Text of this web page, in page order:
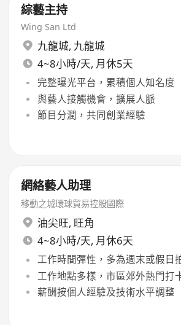
綜藝主持
Wing San Ltd
九龍城, 九龍城
4~8小時/天, 月休5天
完整曝光平台，累積個人知名度
與藝人接觸機會，擴展人脈
節目分潤，共同創業經驗
網絡藝人助理
移動之城環球貿易控股國際
油尖旺, 旺角
4~8小時/天, 月休6天
工作時間彈性，多為週末或假日
工作地點多樣，市區郊外熱門打
薪酬按個人經驗及技術水平調整